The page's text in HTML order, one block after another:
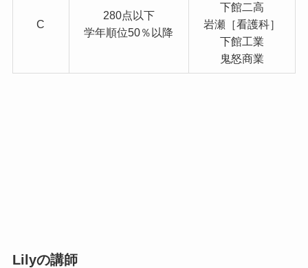
C
280点以下
学年順位50％以降
下館二高
岩瀬［看護科］
下館工業
鬼怒商業
Lilyの講師